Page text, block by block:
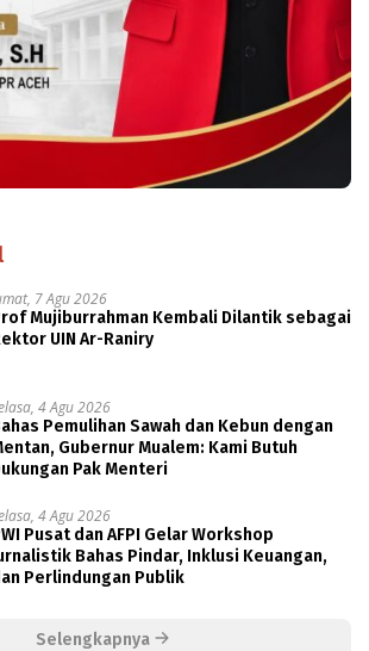
7 Agu 2026
Mujiburrahman Kembali Dilantik sebagai
UIN Ar-Raniry
4 Agu 2026
Pemulihan Sawah dan Kebun dengan
Gubernur Mualem: Kami Butuh
Pak Menteri
4 Agu 2026
Pusat dan AFPI Gelar Workshop
Bahas Pindar, Inklusi Keuangan,
Perlindungan Publik
Selengkapnya